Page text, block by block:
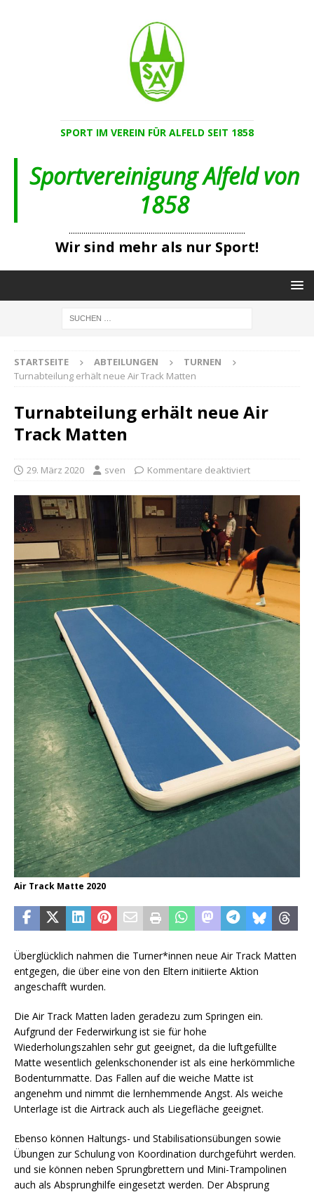
SPORT IM VEREIN FÜR ALFELD SEIT 1858
Sportvereinigung Alfeld von
1858
....................................................................................
Wir sind mehr als nur Sport!
STARTSEITE ABTEILUNGEN
TURNEN
Turnabteilung erhält neue Air Track Matten
Turnabteilung erhält neue Air
Track Matten
29. März 2020 sven Kommentare deaktiviert
Air Track Matte 2020
Überglücklich nahmen die Turner*innen neue Air Track Matten
entgegen, die über eine von den Eltern initiierte Aktion
angeschafft wurden.
Die Air Track Matten laden geradezu zum Springen ein.
Aufgrund der Federwirkung ist sie für hohe
Wiederholungszahlen sehr gut geeignet, da die luftgefüllte
Matte wesentlich gelenkschonender ist als eine herkömmliche
Bodenturnmatte. Das Fallen auf die weiche Matte ist
angenehm und nimmt die lernhemmende Angst. Als weiche
Unterlage ist die Airtrack auch als Liegefläche geeignet.
Ebenso können Haltungs- und Stabilisationsübungen sowie
Übungen zur Schulung von Koordination durchgeführt werden.
und sie können neben Sprungbrettern und Mini-Trampolinen
auch als Absprunghilfe eingesetzt werden. Der Absprung